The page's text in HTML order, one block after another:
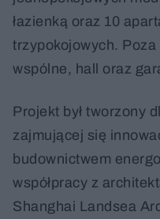
łazienką oraz 10
trzypokojowych.
wspólne, hall oraz
Projekt był tworzony
zajmującej się
budownictwem
współpracy z
Shanghai Landsea